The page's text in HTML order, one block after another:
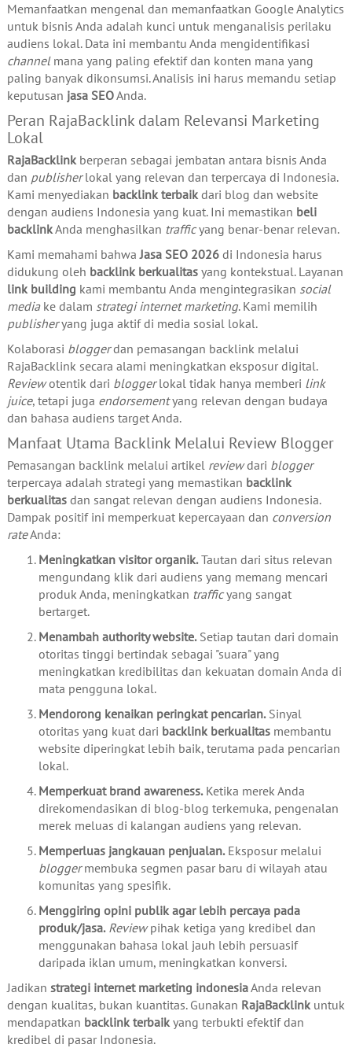
Memanfaatkan mengenal dan memanfaatkan Google Analytics
untuk bisnis Anda adalah kunci untuk menganalisis perilaku
audiens lokal. Data ini membantu Anda mengidentifikasi
channelmana yang paling efektif dan konten mana yang
paling banyak dikonsumsi. Analisis ini harus memandu setiap
keputusan jasa SEOAnda.
Peran RajaBacklink dalam Relevansi Marketing
Lokal
RajaBacklinkberperan sebagai jembatan antara bisnis Anda
dan publisherlokal yang relevan dan terpercaya di Indonesia.
Kami menyediakan backlink terbaikdari blog dan website
dengan audiens Indonesia yang kuat. Ini memastikan beli
backlinkAnda menghasilkan trafficyang benar-benar relevan.
Kami memahami bahwaJasa SEO 2026di Indonesia harus
didukung oleh backlink berkualitasyang kontekstual. Layanan
link building kami membantu Anda mengintegrasikan social
mediake dalam strategi internet marketing. Kami memilih
publisheryang juga aktif di media sosial lokal.
Kolaborasi bloggerdan pemasangan backlink melalui
RajaBacklink secara alami meningkatkan eksposur digital.
Reviewotentik dari bloggerlokal tidak hanya memberi link
juice, tetapi juga endorsementyang relevan dengan budaya
dan bahasa audiens target Anda.
Manfaat Utama Backlink Melalui Review Blogger
Pemasangan backlink melalui artikel reviewdari blogger
terpercaya adalah strategi yang memastikan backlink
berkualitasdan sangat relevan dengan audiens Indonesia.
Dampak positif ini memperkuat kepercayaan dan conversion
rateAnda:
Meningkatkan visitor organik.Tautan dari situs relevan
mengundang klik dari audiens yang memang mencari
produk Anda, meningkatkan trafficyang sangat
bertarget.
Menambah authority website.Setiap tautan dari domain
otoritas tinggi bertindak sebagai "suara" yang
meningkatkan kredibilitas dan kekuatan domain Anda di
mata pengguna lokal.
Mendorong kenaikan peringkat pencarian.Sinyal
otoritas yang kuat dari backlink berkualitasmembantu
website diperingkat lebih baik, terutama pada pencarian
lokal.
Memperkuat brand awareness.Ketika merek Anda
direkomendasikan di blog-blog terkemuka, pengenalan
merek meluas di kalangan audiens yang relevan.
Memperluas jangkauan penjualan.Eksposur melalui
bloggermembuka segmen pasar baru di wilayah atau
komunitas yang spesifik.
Menggiring opini publik agar lebih percaya pada
produk/jasa. Reviewpihak ketiga yang kredibel dan
menggunakan bahasa lokal jauh lebih persuasif
daripada iklan umum, meningkatkan konversi.
Jadikan strategi internet marketing indonesiaAnda relevan
dengan kualitas, bukan kuantitas. Gunakan RajaBacklinkuntuk
mendapatkan backlink terbaikyang terbukti efektif dan
kredibel di pasar Indonesia.